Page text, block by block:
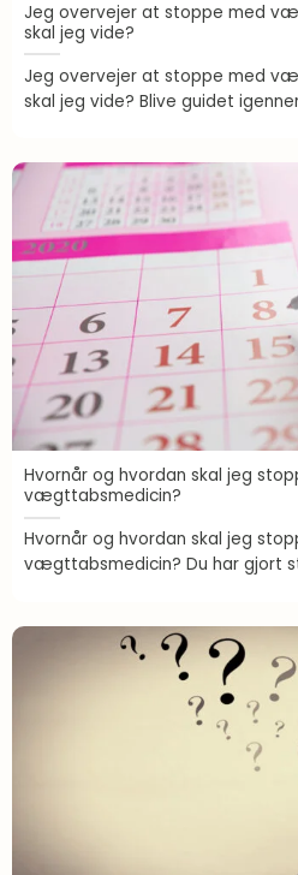
Spørgeforum
Sundhed
Vægttab
Vaner
Jeg overvejer at stoppe med
skal jeg vide?
Jeg overvejer at stoppe med
skal jeg vide? Blive guidet
Hvornår og hvordan skal jeg
vægttabsmedicin?
Hvornår og hvordan skal jeg
vægttabsmedicin? Du har gjort